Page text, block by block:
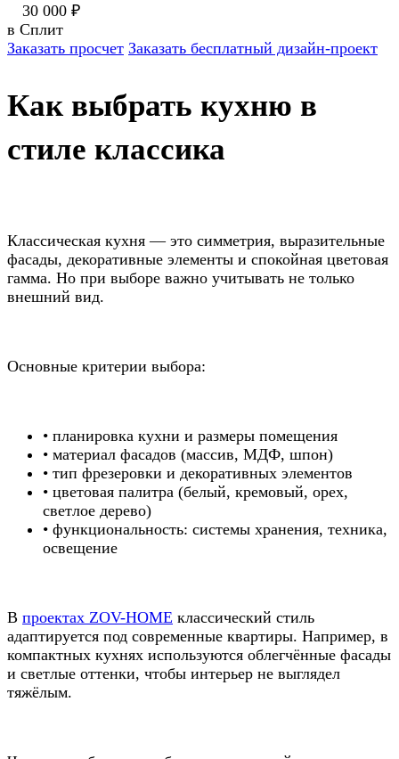
30 000 ₽
в Сплит
Заказать просчет Заказать бесплатный дизайн-проект
Как выбрать кухню в
стиле классика
Классическая кухня — это симметрия, выразительные
фасады, декоративные элементы и спокойная цветовая
гамма. Но при выборе важно учитывать не только
внешний вид.
Основные критерии выбора:
• планировка кухни и размеры помещения
• материал фасадов (массив, МДФ, шпон)
• тип фрезеровки и декоративных элементов
• цветовая палитра (белый, кремовый, орех,
светлое дерево)
• функциональность: системы хранения, техника,
освещение
В проектах ZOV-HOME классический стиль
адаптируется под современные квартиры. Например, в
компактных кухнях используются облегчённые фасады
и светлые оттенки, чтобы интерьер не выглядел
тяжёлым.